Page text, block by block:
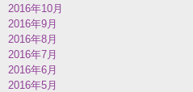
2016年10月
2016年9月
2016年8月
2016年7月
2016年6月
2016年5月